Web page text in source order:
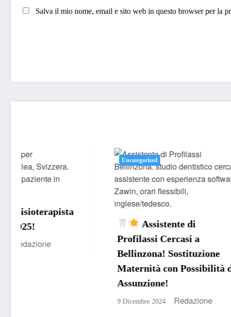
Salva il mio nome, email e sito web in questo browser per la
Bellinzona! Sostituzione
Maternità con Possibilità di
Redazione
Cercasi